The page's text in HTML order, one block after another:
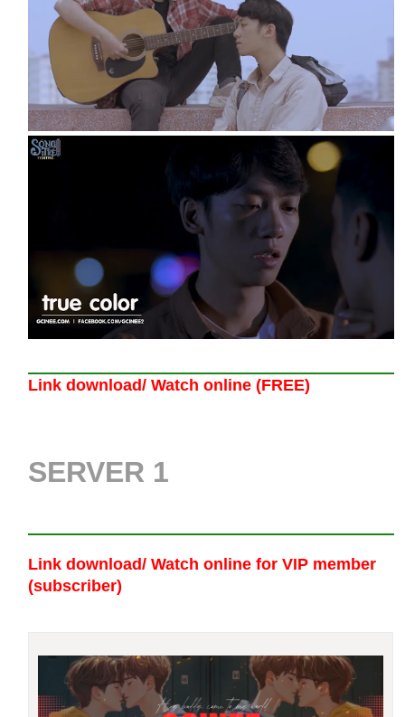
Link download/ Watch online (FREE)
SERVER 1
Link download/ Watch online for VIP member
(subscriber)